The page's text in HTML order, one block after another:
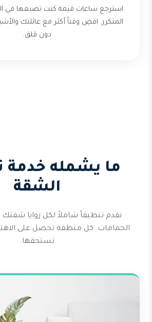
استرجع ساعات قيمة كنت تضيعها في
المتكرر. اقضِ وقتاً أكثر مع عائلتك
دون قلق.
ما يشمله خدمة
الشقة
نقدم تنظيفاً شاملاً لكل زوايا شقتك
الحمامات. كل منطقة تحصل على
تستحقها.